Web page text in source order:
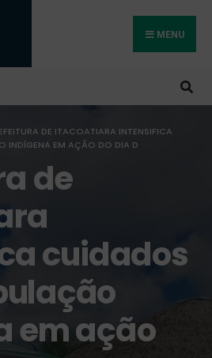
MENU
DE ITACOATIARA INTENSIFICA
INDÍGENA EM AÇÃO DO DIA D
de
cuidados
em ação